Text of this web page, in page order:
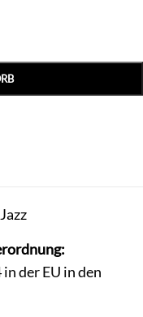
Jazz
der EU in den